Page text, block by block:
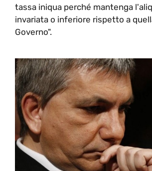
tassa iniqua perché mantenga
invariata o inferiore rispetto a
Governo".